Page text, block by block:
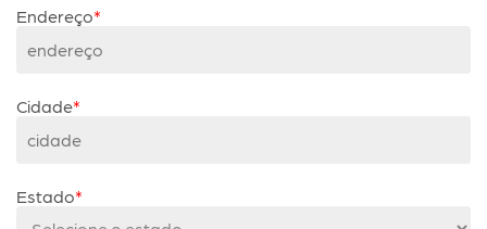
Endereço
Cidade
Estado